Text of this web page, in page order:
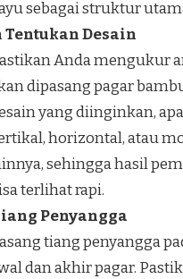
sebagai struktur
Tentukan Desain
Anda mengukur
dipasang pagar
yang diinginkan,
horizontal, atau
sehingga hasil
terlihat rapi.
Penyangga
tiang penyangga
dan akhir pagar.